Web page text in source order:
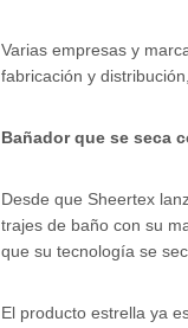
Varias empresas y
fabricación y
Bañador que se seca
Desde que Sheertex
trajes de baño con su
que su tecnología se
El producto estrella ya